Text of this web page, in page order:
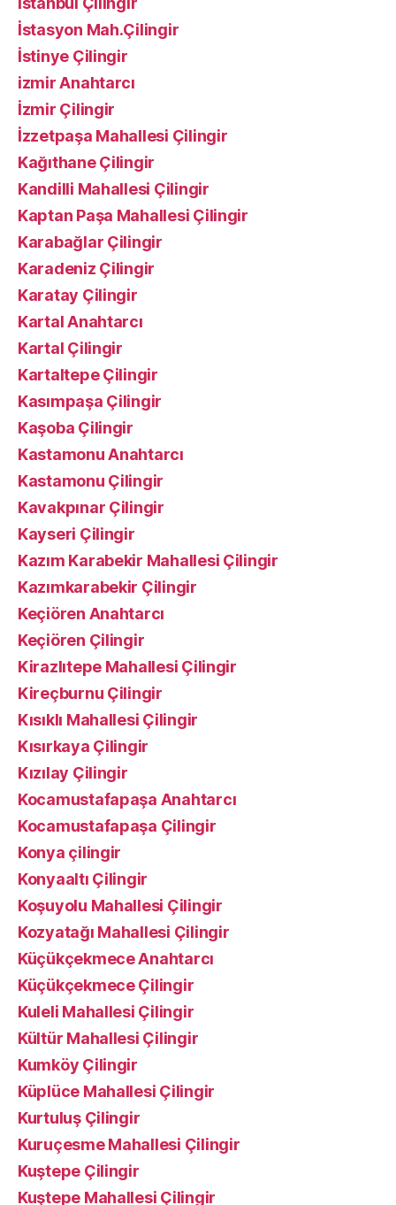
İstasyon Mah.Çilingir
İstinye Çilingir
izmir Anahtarcı
İzmir Çilingir
İzzetpaşa Mahallesi Çilingir
Kağıthane Çilingir
Kandilli Mahallesi Çilingir
Kaptan Paşa Mahallesi Çilingir
Karabağlar Çilingir
Karadeniz Çilingir
Karatay Çilingir
Kartal Anahtarcı
Kartal Çilingir
Kartaltepe Çilingir
Kasımpaşa Çilingir
Kaşoba Çilingir
Kastamonu Anahtarcı
Kastamonu Çilingir
Kavakpınar Çilingir
Kayseri Çilingir
Kazım Karabekir Mahallesi Çilingir
Kazımkarabekir Çilingir
Keçiören Anahtarcı
Keçiören Çilingir
Kirazlıtepe Mahallesi Çilingir
Kireçburnu Çilingir
Kısıklı Mahallesi Çilingir
Kısırkaya Çilingir
Kızılay Çilingir
Kocamustafapaşa Anahtarcı
Kocamustafapaşa Çilingir
Konya çilingir
Konyaaltı Çilingir
Koşuyolu Mahallesi Çilingir
Kozyatağı Mahallesi Çilingir
Küçükçekmece Anahtarcı
Küçükçekmece Çilingir
Kuleli Mahallesi Çilingir
Kültür Mahallesi Çilingir
Kumköy Çilingir
Küplüce Mahallesi Çilingir
Kurtuluş Çilingir
Kuruçesme Mahallesi Çilingir
Kuştepe Çilingir
Kuştepe Mahallesi Çilingir